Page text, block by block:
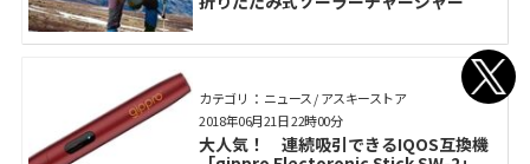
カテゴリ： ニュース / アスキーストア
大人気！ 連続吸引できるIQOS互換機
2018年06月21日 22時00分